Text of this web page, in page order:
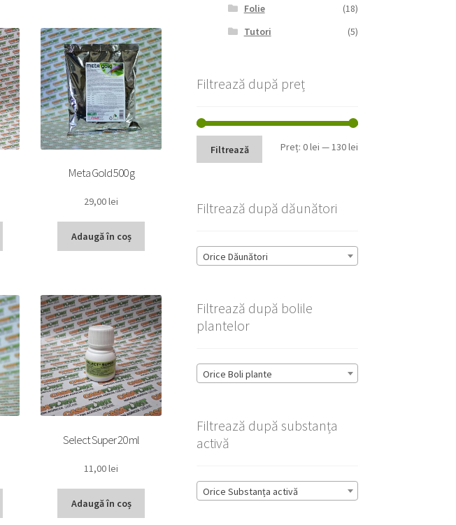
Meta Gold 500 g
29,00lei
Adaugă în coș
Select Super 20 ml
11,00lei
Adaugă în coș
Folie
(18)
Tutori
(5)
Filtrează după preț
Preț
Preț
Filtrează Preț: 0 lei —130 lei
Filtrează după dăunători
Orice Dăunători
Filtrează după bolile
plantelor
Orice Boli plante
Filtrează după substanța
activă
Orice Substanța activă